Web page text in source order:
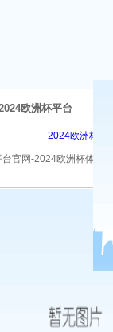
欧洲杯平台
2024欧洲杯平
官网-2024欧洲杯体育